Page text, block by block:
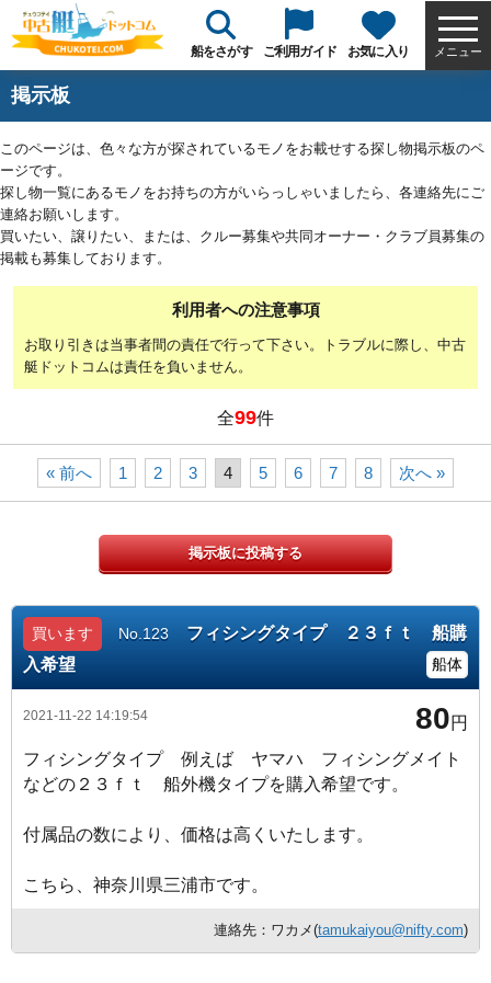
船をさがす ご利用ガイド お気に入り メニュー
掲示板
このページは、色々な方が探されているモノをお載せする探し物掲示板のペ
ージです。
探し物一覧にあるモノをお持ちの方がいらっしゃいましたら、各連絡先にご
連絡お願いします。
買いたい、譲りたい、または、クルー募集や共同オーナー・クラブ員募集の
掲載も募集しております。
利用者への注意事項
お取り引きは当事者間の責任で行って下さい。トラブルに際し、中古
艇ドットコムは責任を負いません。
全99件
« 前へ 1 2 3 4 5 6 7 8 次へ »
掲示板に投稿する
買います No.123 フィシングタイプ ２３ｆｔ 船購
入希望
船体
2021-11-22 14:19:54 80円
フィシングタイプ 例えば ヤマハ フィシングメイト
などの２３ｆｔ 船外機タイプを購入希望です。
付属品の数により、価格は高くいたします。
こちら、神奈川県三浦市です。
連絡先：ワカメ(tamukaiyou@nifty.com)